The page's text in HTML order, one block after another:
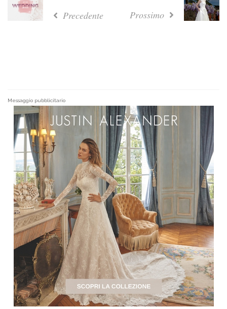
Precedente Prossimo
Messaggio pubblicitario